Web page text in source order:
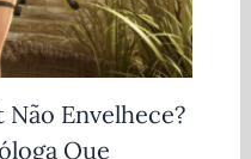
Envelhece?
Que